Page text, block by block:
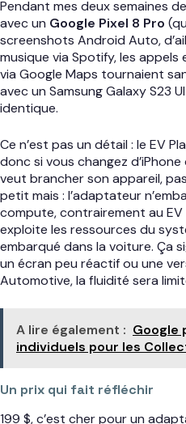
Pendant mes deux semaines de
avec un Google Pixel 8 Pro
screenshots Android Auto,
musique via Spotify, les
via Google Maps tournaient
avec un Samsung Galaxy S23
identique.
Ce n’est pas un détail : le EV
donc si vous changez
veut brancher son appareil,
petit mais : l’adaptateur
compute, contrairement au EV
exploite les ressources du
embarqué dans la voiture. Ça
un écran peu réactif ou une
Automotive, la fluidité sera
A lire également : Google
individuels pour les
Un prix qui fait réfléchir
199 $, c’est cher pour un